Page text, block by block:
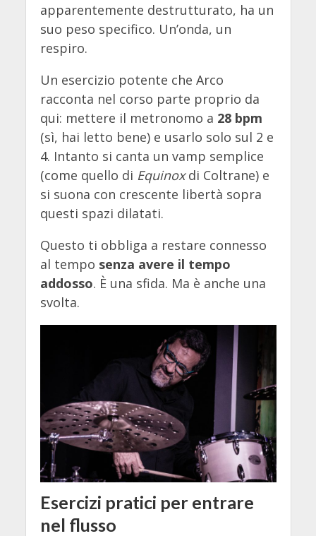
apparentemente destrutturato, ha un
suo peso specifico. Un’onda, un
respiro.
Un esercizio potente che Arco
racconta nel corso parte proprio da
qui: mettere il metronomo a 28 bpm
(sì, hai letto bene) e usarlo solo sul 2 e
4. Intanto si canta un vamp semplice
(come quello di Equinoxdi Coltrane) e
si suona con crescente libertà sopra
questi spazi dilatati.
Questo ti obbliga a restare connesso
al tempo senza avere il tempo
addosso. È una sfida. Ma è anche una
svolta.
Esercizi pratici per entrare
nel flusso